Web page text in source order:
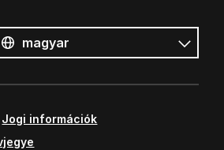
Jogi információk